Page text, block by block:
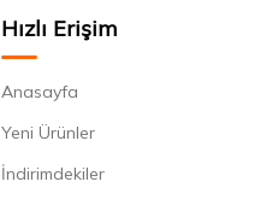
Hızlı Erişim
Anasayfa
Yeni Ürünler
İndirimdekiler